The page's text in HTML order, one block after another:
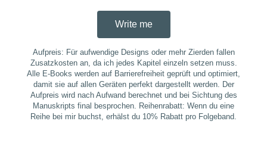
Write me
Aufpreis: Für aufwendige Designs oder mehr Zierden fallen
Zusatzkosten an, da ich jedes Kapitel einzeln setzen muss.
Alle E-Books werden auf Barrierefreiheit geprüft und optimiert,
damit sie auf allen Geräten perfekt dargestellt werden. Der
Aufpreis wird nach Aufwand berechnet und bei Sichtung des
Manuskripts final besprochen. Reihenrabatt: Wenn du eine
Reihe bei mir buchst, erhälst du 10% Rabatt pro Folgeband.